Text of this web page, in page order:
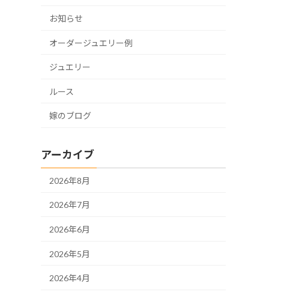
お知らせ
オーダージュエリー例
ジュエリー
ルース
嫁のブログ
アーカイブ
2026年8月
2026年7月
2026年6月
2026年5月
2026年4月